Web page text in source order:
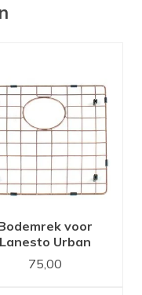
voor
Lanesto Urban
Copper / Koper
50x40 spoelbak
75,00